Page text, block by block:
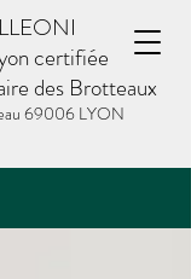
certifiée
des Brotteaux
69006 LYON